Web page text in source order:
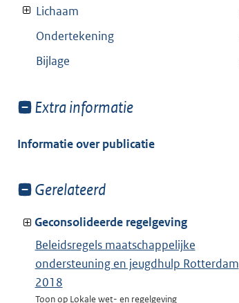
Lichaam
Ondertekening
Bijlage
Toon
van:
Extra informatie
Informatie over publicatie
Toon
van:
Gerelateerd
Geconsolideerde regelgeving
Beleidsregels maatschappelijke
ondersteuning en jeugdhulp Rotterdam
2018
Toon op Lokale wet- en regelgeving